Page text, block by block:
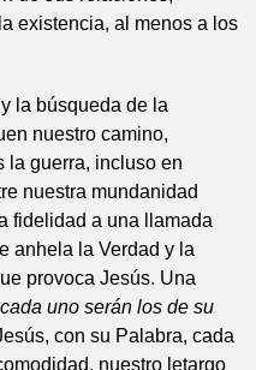
existencia, al menos a los
la búsqueda de la
nuestro camino,
la guerra, incluso en
nuestra mundanidad
fidelidad a una llamada
anhela la Verdad y la
provoca Jesús. Una
uno serán los de su
con su Palabra, cada
nuestro letargo